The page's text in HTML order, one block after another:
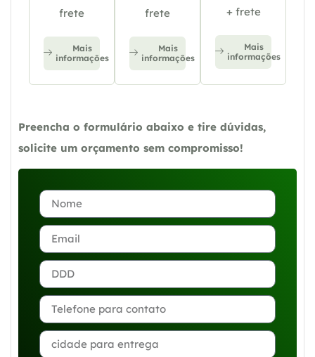
frete
Mais
informações
frete
Mais
informações
+ frete
Mais
informações
Preencha o formulário abaixo e tire dúvidas,
solicite um orçamento sem compromisso!